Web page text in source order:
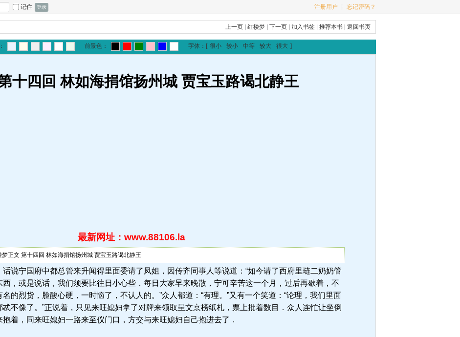
记住 注册用户 ┊ 忘记密码？
上一页 |红楼梦 |下一页 |加入书签 |推荐本书 |返回书页
前景色： 字体： [ 很小 较小 中等 较大 很大 ]
十四回 林如海捐馆扬州城 贾宝玉路谒北静王
最新网址：www.88106.la
正文 第十四回 林如海捐馆扬州城 贾宝玉路谒北静王
说宁国府中都总管来升闻得里面委请了凤姐，因传齐同事人等说道：“如今请了西府里琏二奶奶管
，或是说话，我们须要比往日小心些．每日大家早来晚散，宁可辛苦这一个月，过后再歇着，不
的烈货，脸酸心硬，一时恼了，不认人的。”众人都道：“有理。”又有一个笑道：“论理，我们里面
不像了。”正说着，只见来旺媳妇拿了对牌来领取呈文京榜纸札，票上批着数目．众人连忙让坐倒
着，同来旺媳妇一路来至仪门口，方交与来旺媳妇自己抱进去了．